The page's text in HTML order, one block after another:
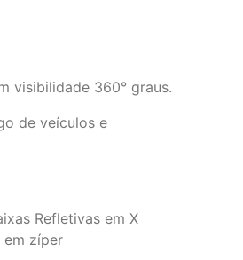
visibilidade 360° graus.
de veículos e
Refletivas em X
em zíper